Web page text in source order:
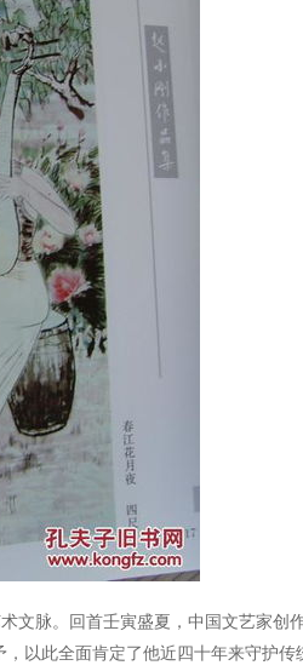
脉。回首壬寅盛夏，中国文艺家创
以此全面肯定了他近四十年来守护